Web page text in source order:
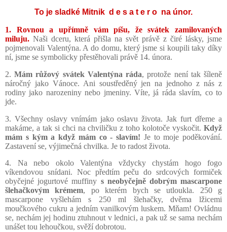
To je sladké Mitnik d e s a t e r o na únor.
1. Rovnou a upřímně vám píšu, že svátek zamilovaných
miluju. Naši dceru, která přišla na svět právě z čiré lásky, jsme
pojmenovali Valentýna. A do domu, který jsme si koupili taky díky
ní, jsme se symbolicky přestěhovali právě 14. února.
2.Mám růžový svátek Valentýna ráda,protože není tak šíleně
náročný jako Vánoce. Ani soustředěný jen na jednoho z nás z
rodiny jako narozeniny nebo jmeniny. Víte, já ráda slavím, co to
jde.
3. Všechny oslavy vnímám jako oslavu života. Jak furt dřeme a
makáme, a tak si chci na chviličku z toho kolotočevyskočit.Když
mám s kým a když mám co - slavím! Je to moje poděkování.
Zastavení se, výjimečná chvilka. Je to radost života.
4. Na nebo okolo Valentýna vždycky chystám hogo fogo
víkendovou snídani. Noc předtím peču do srdcových formiček
obyčejné jogurtové muffiny s neobyčejně dobrým mascarpone
šlehačkovým krémem, po kterém bych se utloukla. 250 g
mascarpone vyšlehám s 250 ml šlehačky, dvěma lžicemi
moučkového cukru a jedním vanilkovým luskem. Mňam! Ovládnu
se, nechám jej hodinu ztuhnout v lednici, a pak už se sama nechám
unášet tou lehoučkou, svěží dobrotou.